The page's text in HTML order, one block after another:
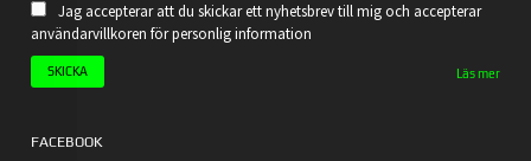
Jag accepterar att du skickar ett nyhetsbrev till mig och accepterar
användarvillkoren för personlig information
Läs mer
FACEBOOK